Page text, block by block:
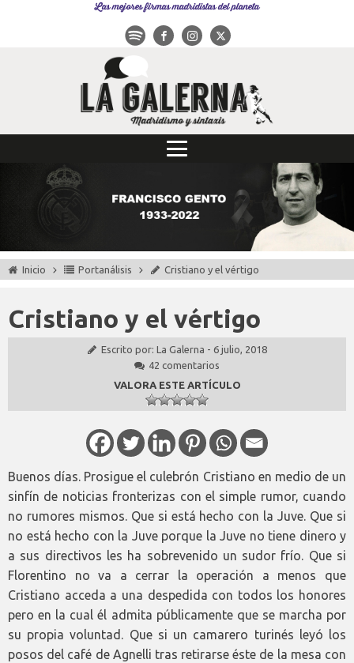
Las mejores firmas madridistas del planeta
Inicio Portanálisis Cristiano y el vértigo
Cristiano y el vértigo
Escrito por: La Galerna - 6 julio, 2018
42 comentarios
VALORA ESTE ARTÍCULO
Buenos días. Prosigue el culebrón Cristiano en medio de un
sinfín de noticias fronterizas con el simple rumor, cuando
no rumores mismos. Que si está hecho con la Juve. Que si
no está hecho con la Juve porque la Juve no tiene dinero y
a sus directivos les ha sobrevenido un sudor frío. Que si
Florentino no va a cerrar la operación a menos que
Cristiano acceda a una despedida con todos los honores
pero en la cual él admita públicamente que se marcha por
su propia voluntad. Que si un camarero turinés leyó los
posos del café de Agnelli tras retirarse éste de la mesa con